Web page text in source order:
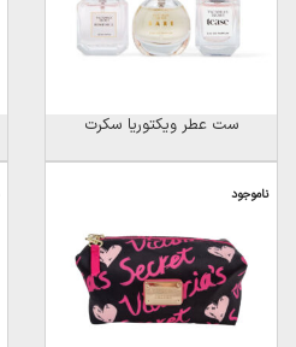
ست عطر ویکتوریا سکرت
ناموجود